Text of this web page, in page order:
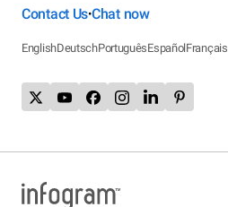
Contact Us•Chat now
EnglishDeutschPortuguêsEspañolFrançais